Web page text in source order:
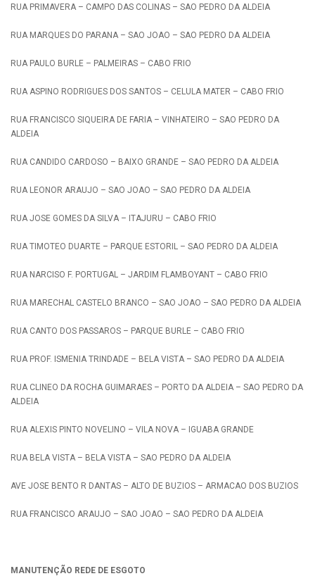
RUA PRIMAVERA – CAMPO DAS COLINAS – SAO PEDRO DA ALDEIA
RUA MARQUES DO PARANA – SAO JOAO – SAO PEDRO DA ALDEIA
RUA PAULO BURLE – PALMEIRAS – CABO FRIO
RUA ASPINO RODRIGUES DOS SANTOS – CELULA MATER – CABO FRIO
RUA FRANCISCO SIQUEIRA DE FARIA – VINHATEIRO – SAO PEDRO DA
ALDEIA
RUA CANDIDO CARDOSO – BAIXO GRANDE – SAO PEDRO DA ALDEIA
RUA LEONOR ARAUJO – SAO JOAO – SAO PEDRO DA ALDEIA
RUA JOSE GOMES DA SILVA – ITAJURU – CABO FRIO
RUA TIMOTEO DUARTE – PARQUE ESTORIL – SAO PEDRO DA ALDEIA
RUA NARCISO F. PORTUGAL – JARDIM FLAMBOYANT – CABO FRIO
RUA MARECHAL CASTELO BRANCO – SAO JOAO – SAO PEDRO DA ALDEIA
RUA CANTO DOS PASSAROS – PARQUE BURLE – CABO FRIO
RUA PROF. ISMENIA TRINDADE – BELA VISTA – SAO PEDRO DA ALDEIA
RUA CLINEO DA ROCHA GUIMARAES – PORTO DA ALDEIA – SAO PEDRO DA
ALDEIA
RUA ALEXIS PINTO NOVELINO – VILA NOVA – IGUABA GRANDE
RUA BELA VISTA – BELA VISTA – SAO PEDRO DA ALDEIA
AVE JOSE BENTO R DANTAS – ALTO DE BUZIOS – ARMACAO DOS BUZIOS
RUA FRANCISCO ARAUJO – SAO JOAO – SAO PEDRO DA ALDEIA
MANUTENÇÃO REDE DE ESGOTO